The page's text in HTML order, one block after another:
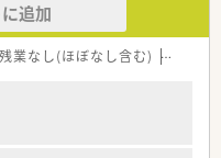
追加
残業なし(ほぼなし含む) 転勤な